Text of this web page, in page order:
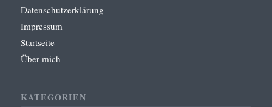
Datenschutzerklärung
Impressum
Startseite
Über mich
KATEGORIEN